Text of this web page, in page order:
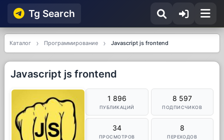
Tg Searсh
Каталог Программирование Javascript js frontend
Javascript js frontend
1 896
ПУБЛИКАЦИЙ
8 597
ПОДПИСЧИКОВ
34
ПРОСМОТРОВ
8
ПЕРЕХОДОВ